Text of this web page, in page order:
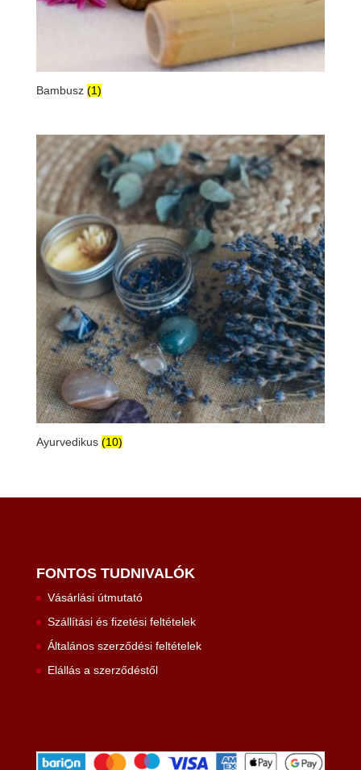
Bambusz (1)
Ayurvedikus (10)
FONTOS TUDNIVALÓK
Vásárlási útmutató
Szállítási és fizetési feltételek
Általános szerződési feltételek
Elállás a szerződéstől